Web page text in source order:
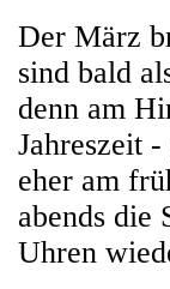
Der März
sind bald
denn am
Jahreszeit
eher am
abends die
Uhren